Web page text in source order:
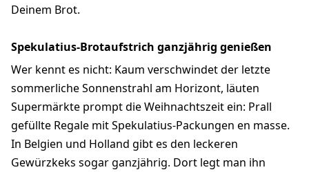
Deinem Brot.
Spekulatius-Brotaufstrich ganzjährig genießen
Wer kennt es nicht: Kaum verschwindet der letzte
sommerliche Sonnenstrahl am Horizont, läuten
Supermärkte prompt die Weihnachtszeit ein: Prall
gefüllte Regale mit Spekulatius-Packungen en masse.
In Belgien und Holland gibt es den leckeren
Gewürzkeks sogar ganzjährig. Dort legt man ihn